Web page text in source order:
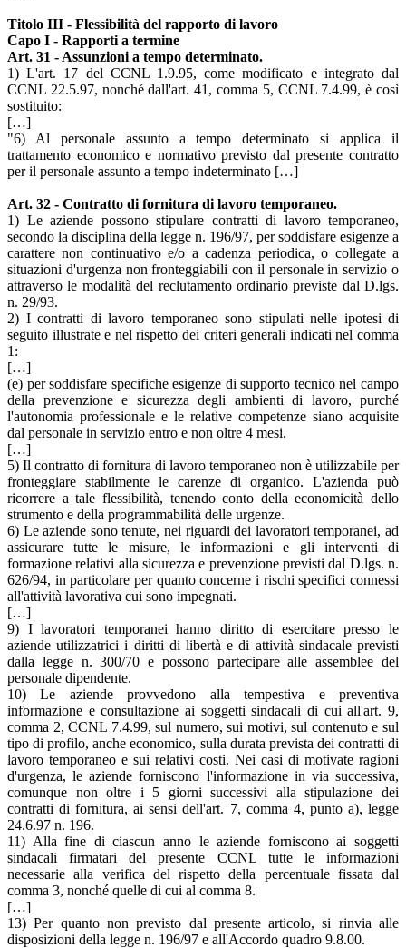
Titolo III - Flessibilità del rapporto di lavoro
Capo I - Rapporti a termine
Art. 31 - Assunzioni a tempo determinato.
1) L'art. 17 del CCNL 1.9.95, come modificato e integrato dal
CCNL 22.5.97, nonché dall'art. 41, comma 5, CCNL 7.4.99, è così
sostituito:
[…]
"6) Al personale assunto a tempo determinato si applica il
trattamento economico e normativo previsto dal presente contratto
per il personale assunto a tempo indeterminato […]
Art. 32 - Contratto di fornitura di lavoro temporaneo.
1) Le aziende possono stipulare contratti di lavoro temporaneo,
secondo la disciplina della legge n. 196/97, per soddisfare esigenze a
carattere non continuativo e/o a cadenza periodica, o collegate a
situazioni d'urgenza non fronteggiabili con il personale in servizio o
attraverso le modalità del reclutamento ordinario previste dal D.lgs.
n. 29/93.
2) I contratti di lavoro temporaneo sono stipulati nelle ipotesi di
seguito illustrate e nel rispetto dei criteri generali indicati nel comma
1:
[…]
(e) per soddisfare specifiche esigenze di supporto tecnico nel campo
della prevenzione e sicurezza degli ambienti di lavoro, purché
l'autonomia professionale e le relative competenze siano acquisite
dal personale in servizio entro e non oltre 4 mesi.
[…]
5) Il contratto di fornitura di lavoro temporaneo non è utilizzabile per
fronteggiare stabilmente le carenze di organico. L'azienda può
ricorrere a tale flessibilità, tenendo conto della economicità dello
strumento e della programmabilità delle urgenze.
6) Le aziende sono tenute, nei riguardi dei lavoratori temporanei, ad
assicurare tutte le misure, le informazioni e gli interventi di
formazione relativi alla sicurezza e prevenzione previsti dal D.lgs. n.
626/94, in particolare per quanto concerne i rischi specifici connessi
all'attività lavorativa cui sono impegnati.
[…]
9) I lavoratori temporanei hanno diritto di esercitare presso le
aziende utilizzatrici i diritti di libertà e di attività sindacale previsti
dalla legge n. 300/70 e possono partecipare alle assemblee del
personale dipendente.
10) Le aziende provvedono alla tempestiva e preventiva
informazione e consultazione ai soggetti sindacali di cui all'art. 9,
comma 2, CCNL 7.4.99, sul numero, sui motivi, sul contenuto e sul
tipo di profilo, anche economico, sulla durata prevista dei contratti di
lavoro temporaneo e sui relativi costi. Nei casi di motivate ragioni
d'urgenza, le aziende forniscono l'informazione in via successiva,
comunque non oltre i 5 giorni successivi alla stipulazione dei
contratti di fornitura, ai sensi dell'art. 7, comma 4, punto a), legge
24.6.97 n. 196.
11) Alla fine di ciascun anno le aziende forniscono ai soggetti
sindacali firmatari del presente CCNL tutte le informazioni
necessarie alla verifica del rispetto della percentuale fissata dal
comma 3, nonché quelle di cui al comma 8.
[…]
13) Per quanto non previsto dal presente articolo, si rinvia alle
disposizioni della legge n. 196/97 e all'Accordo quadro 9.8.00.